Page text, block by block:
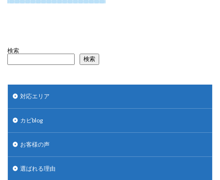
検索
検索
対応エリア
カビblog
お客様の声
選ばれる理由